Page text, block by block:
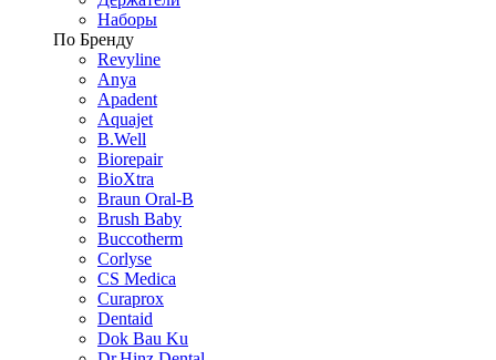
Наборы
По Бренду
Revyline
Anya
Apadent
Aquajet
B.Well
Biorepair
BioXtra
Braun Oral-B
Brush Baby
Buccotherm
Corlyse
CS Medica
Curaprox
Dentaid
Dok Bau Ku